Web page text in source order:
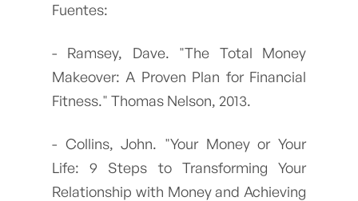
Fuentes:
- Ramsey, Dave. "The Total Money
Makeover: A Proven Plan for Financial
Fitness." Thomas Nelson, 2013.
- Collins, John. "Your Money or Your
Life: 9 Steps to Transforming Your
Relationship with Money and Achieving